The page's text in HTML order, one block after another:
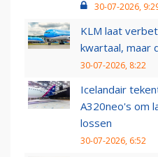
30-07-2026,
KLM laat
kwartaal, maar
30-07-2026, 8:22
Icelandair
A320neo's om
lossen
30-07-2026, 6:52